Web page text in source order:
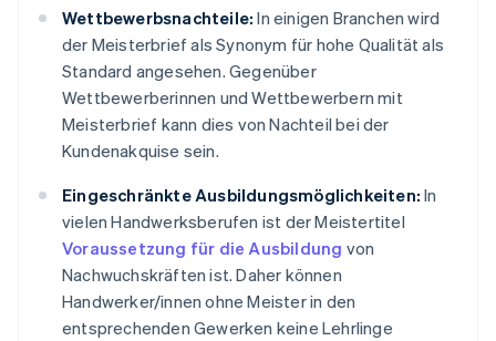
Wettbewerbsnachteile: In einigen Branchen wird
der Meisterbrief als Synonym für hohe Qualität als
Standard angesehen. Gegenüber
Wettbewerberinnen und Wettbewerbern mit
Meisterbrief kann dies von Nachteil bei der
Kundenakquise sein.
Eingeschränkte Ausbildungsmöglichkeiten: In
vielen Handwerksberufen ist der Meistertitel
Voraussetzung für die Ausbildung von
Nachwuchskräften ist. Daher können
Handwerker/innen ohne Meister in den
entsprechenden Gewerken keine Lehrlinge